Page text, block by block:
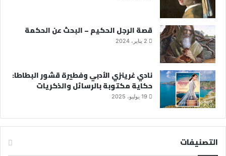
قصة الرجل الحكيم – البحث عن الحكمة
2 يناير، 2024
نادي غرينزي الأدبي وفطيرة قشور البطاطا:
حكاية مكتوبة بالرسائل والذكريات
19 يوليو، 2025
التصنيفات